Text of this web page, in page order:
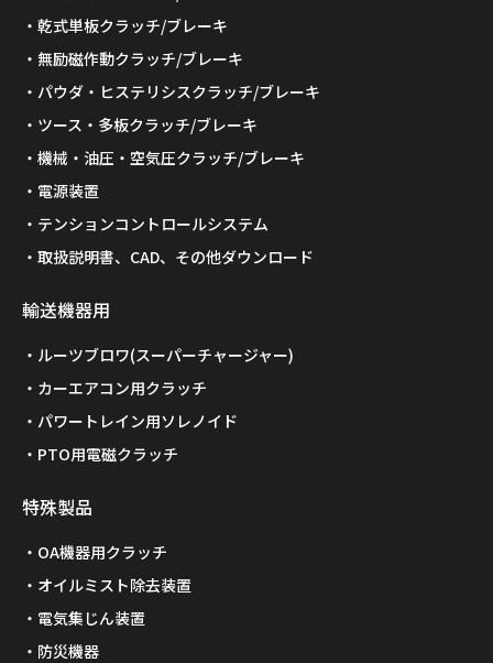
乾式単板クラッチ/ブレーキ
無励磁作動クラッチ/ブレーキ
パウダ・ヒステリシスクラッチ/ブレーキ
ツース・多板クラッチ/ブレーキ
機械・油圧・空気圧クラッチ/ブレーキ
電源装置
テンションコントロールシステム
取扱説明書、CAD、その他ダウンロード
輸送機器用
ルーツブロワ(スーパーチャージャー)
カーエアコン用クラッチ
パワートレイン用ソレノイド
PTO用電磁クラッチ
特殊製品
OA機器用クラッチ
オイルミスト除去装置
電気集じん装置
防災機器